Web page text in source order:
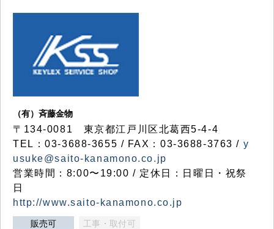
（有）斉藤金物
〒134-0081 東京都江戸川区北葛西5-4-4
TEL：03-3688-3655 / FAX：03-3688-3763 / y
usuke@saito-kanamono.co.jp
営業時間：8:00〜19:00 / 定休日：日曜日・祝祭
日
http://www.saito-kanamono.co.jp
販売可 工事・取付可